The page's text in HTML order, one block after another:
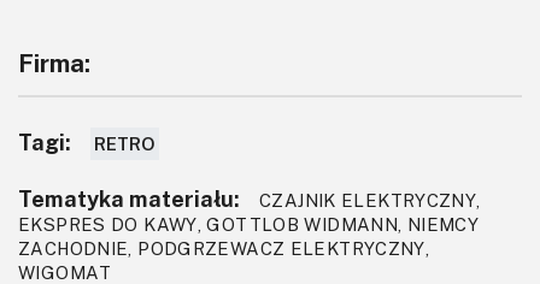
Firma:
Tagi: RETRO
Tematyka materiału:
CZAJNIK ELEKTRYCZNY,
EKSPRES DO KAWY, GOTTLOB WIDMANN, NIEMCY
ZACHODNIE, PODGRZEWACZ ELEKTRYCZNY,
WIGOMAT